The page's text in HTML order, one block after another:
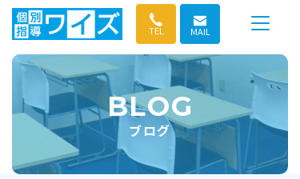
コ
ッ
TEL MAIL
BLOG
ブログ